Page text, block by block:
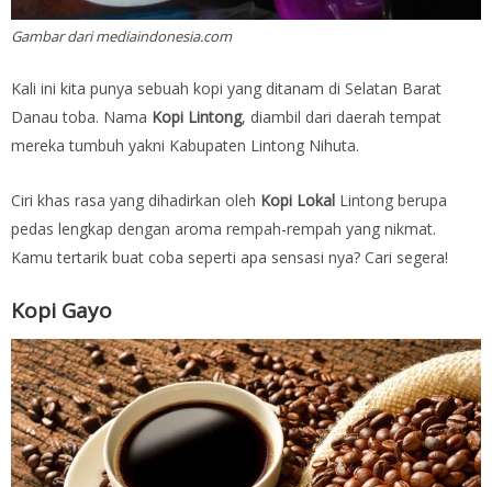
Gambar dari mediaindonesia.com
Kali ini kita punya sebuah kopi yang ditanam di Selatan Barat
Danau toba. Nama Kopi Lintong, diambil dari daerah tempat
mereka tumbuh yakni Kabupaten Lintong Nihuta.
Ciri khas rasa yang dihadirkan oleh Kopi Lokal Lintong berupa
pedas lengkap dengan aroma rempah-rempah yang nikmat.
Kamu tertarik buat coba seperti apa sensasi nya? Cari segera!
Kopi Gayo